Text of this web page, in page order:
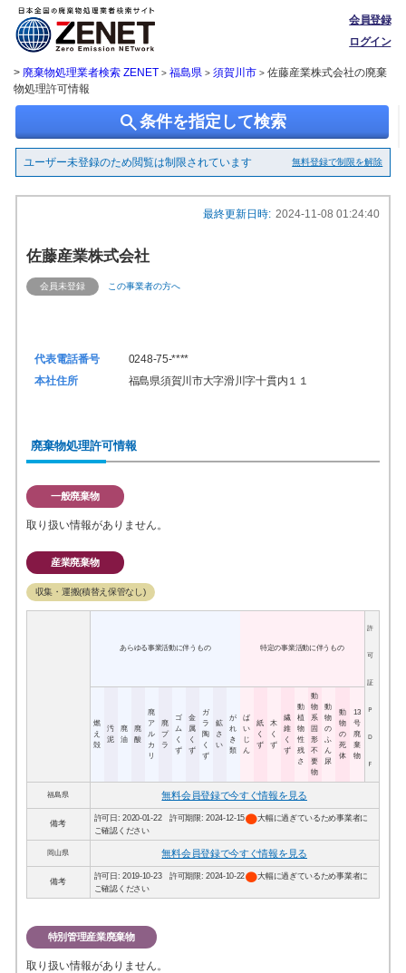
会員登録
ログイン
> 廃棄物処理業者検索 ZENET > 福島県 > 須賀川市> 佐藤産業株式会社の廃棄
物処理許可情報
search条件を指定して検索
ユーザー未登録のため閲覧は制限されています 無料登録で制限を解除
最終更新日時: 2024-11-08 01:24:40
佐藤産業株式会社
会員未登録 この事業者の方へ
代表電話番号
0248-75-****
本社住所
福島県須賀川市大字滑川字十貫内１１
廃棄物処理許可情報
一般廃棄物
取り扱い情報がありません。
産業廃棄物
収集・運搬(積替え保管なし)
あらゆる事業活動に伴うもの 特定の事業活動に伴うもの
許
可
証
Ｐ
Ｄ
Ｆ
燃
え
殻
汚
泥
廃
油
廃
酸
廃
ア
ル
カ
リ
廃
プ
ラ
ゴ
ム
く
ず
金
属
く
ず
ガ
ラ
陶
く
ず
鉱
さ
い
が
れ
き
類
ば
い
じ
ん
紙
く
ず
木
く
ず
繊
維
く
ず
動
植
物
性
残
さ
動
物
系
固
形
不
要
物
動
物
の
ふ
ん
尿
動
物
の
死
体
13
号
廃
棄
物
福島県 無料会員登録で今すぐ情報を見る
備考
許可日: 2020-01-22 許可期限: 2024-12-15circle大幅に過ぎているため事業者に
ご確認ください
岡山県 無料会員登録で今すぐ情報を見る
備考
許可日: 2019-10-23 許可期限: 2024-10-22circle大幅に過ぎているため事業者に
ご確認ください
特別管理産業廃棄物
取り扱い情報がありません。